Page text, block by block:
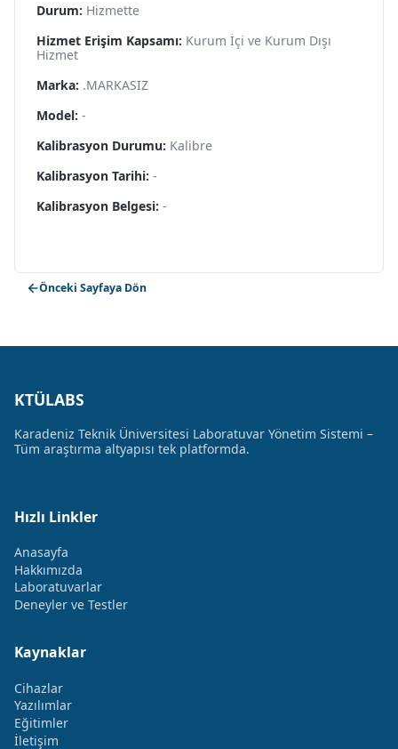
Durum: Hizmette
Hizmet Erişim Kapsamı: Kurum İçi ve Kurum Dışı
Hizmet
Marka: .MARKASIZ
Model: -
Kalibrasyon Durumu: Kalibre
Kalibrasyon Tarihi: -
Kalibrasyon Belgesi: -
Önceki Sayfaya Dön
KTÜLABS
Karadeniz Teknik Üniversitesi Laboratuvar Yönetim Sistemi –
Tüm araştırma altyapısı tek platformda.
Hızlı Linkler
Anasayfa
Hakkımızda
Laboratuvarlar
Deneyler ve Testler
Kaynaklar
Cihazlar
Yazılımlar
Eğitimler
İletişim